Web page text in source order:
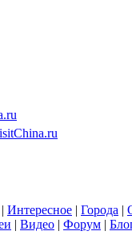
| Интересное | Города |
| Видео | Форум |